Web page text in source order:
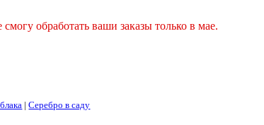
обработать ваши заказы только в мае.
|Серебро в саду